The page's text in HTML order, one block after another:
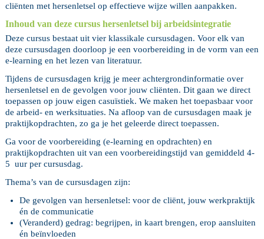
cliënten met hersenletsel op effectieve wijze willen aanpakken.
Inhoud van deze cursus hersenletsel bij arbeidsintegratie
Deze cursus bestaat uit vier klassikale cursusdagen. Voor elk van
deze cursusdagen doorloop je een voorbereiding in de vorm van een
e-learning en het lezen van literatuur.
Tijdens de cursusdagen krijg je meer achtergrondinformatie over
hersenletsel en de gevolgen voor jouw cliënten. Dit gaan we direct
toepassen op jouw eigen casuïstiek. We maken het toepasbaar voor
de arbeid- en werksituaties. Na afloop van de cursusdagen maak je
praktijkopdrachten, zo ga je het geleerde direct toepassen.
Ga voor de voorbereiding (e-learning en opdrachten) en
praktijkopdrachten uit van een voorbereidingstijd van gemiddeld 4-
5 uur per cursusdag.
Thema’s van de cursusdagen zijn:
De gevolgen van hersenletsel: voor de cliënt, jouw werkpraktijk
én de communicatie
(Veranderd) gedrag: begrijpen, in kaart brengen, erop aansluiten
én beïnvloeden